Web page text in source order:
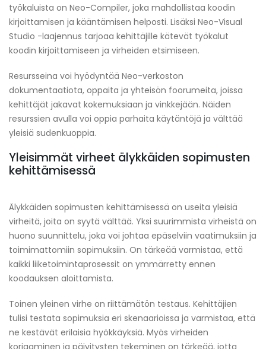
työkaluista on Neo-Compiler, joka mahdollistaa koodin
kirjoittamisen ja kääntämisen helposti. Lisäksi Neo-Visual
Studio -laajennus tarjoaa kehittäjille kätevät työkalut
koodin kirjoittamiseen ja virheiden etsimiseen.
Resursseina voi hyödyntää Neo-verkoston
dokumentaatiota, oppaita ja yhteisön foorumeita, joissa
kehittäjät jakavat kokemuksiaan ja vinkkejään. Näiden
resurssien avulla voi oppia parhaita käytäntöjä ja välttää
yleisiä sudenkuoppia.
Yleisimmät virheet älykkäiden sopimusten
kehittämisessä
Älykkäiden sopimusten kehittämisessä on useita yleisiä
virheitä, joita on syytä välttää. Yksi suurimmista virheistä on
huono suunnittelu, joka voi johtaa epäselviin vaatimuksiin ja
toimimattomiin sopimuksiin. On tärkeää varmistaa, että
kaikki liiketoimintaprosessit on ymmärretty ennen
koodauksen aloittamista.
Toinen yleinen virhe on riittämätön testaus. Kehittäjien
tulisi testata sopimuksia eri skenaarioissa ja varmistaa, että
ne kestävät erilaisia hyökkäyksiä. Myös virheiden